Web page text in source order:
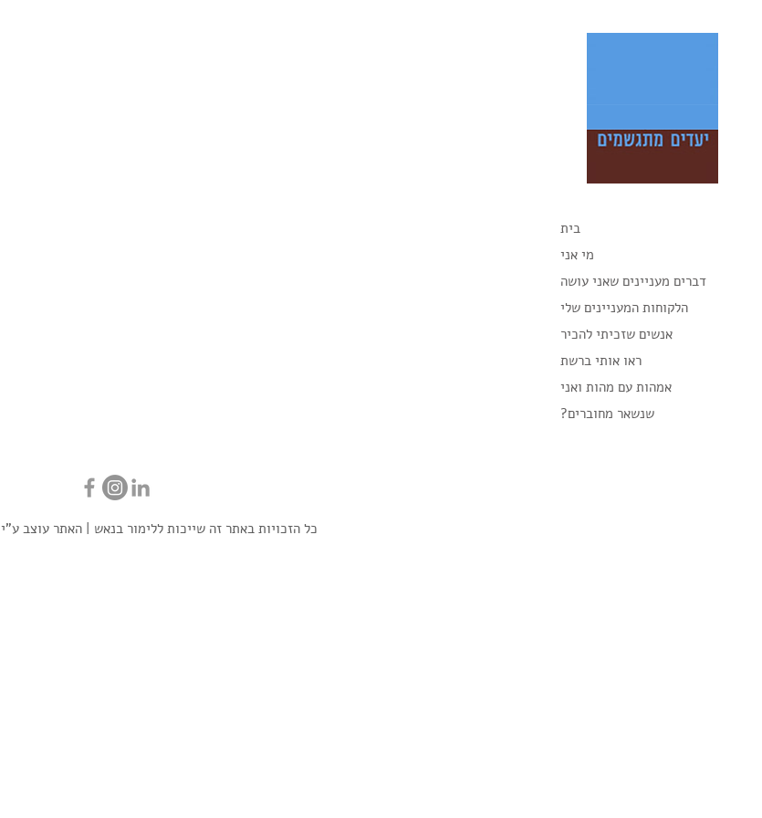
בית
מי אני
דברים מעניינים שאני עושה
הלקוחות המעניינים שלי
אנשים שזכיתי להכיר
ראו אותי ברשת
אמהות עם מהות ואני
?שנשאר מחוברים
כל הזכויות באתר זה שייכות ללימור בנאש | האתר עוצב ע"י